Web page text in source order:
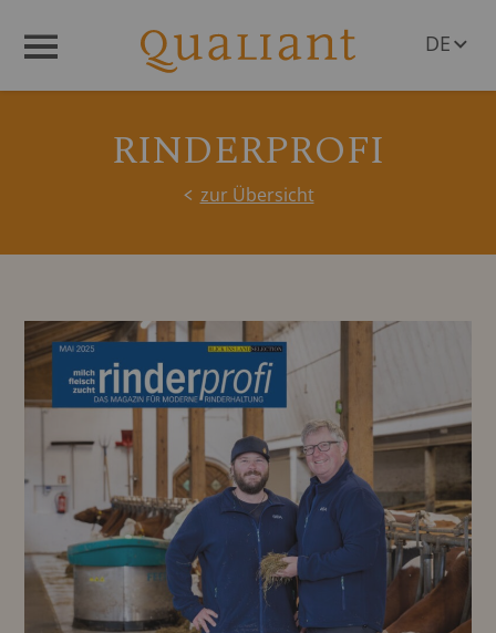
DE
RINDERPROFI
zur Übersicht